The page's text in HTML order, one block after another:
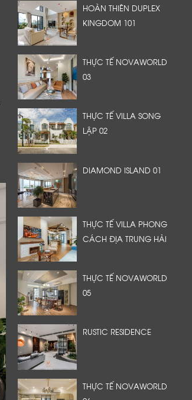
HOÀN THIÊN DUPLEX
KINGDOM 101
THỰC TẾ NOVAWORLD
03
THỰC TẾ VILLA SONG
LẬP 02
DIAMOND ISLAND 01
THỰC TẾ VILLA PHONG
CÁCH ĐỊA TRUNG HẢI
THỰC TẾ NOVAWORLD
05
RUSTIC RESIDENCE
THỰC TẾ NOVAWORLD